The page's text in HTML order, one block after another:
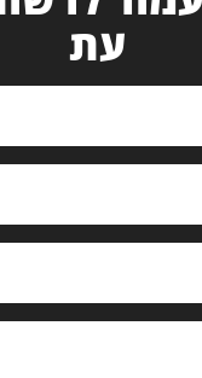
עת